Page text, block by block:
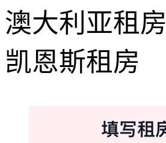
澳大利亚租房
凯恩斯租房